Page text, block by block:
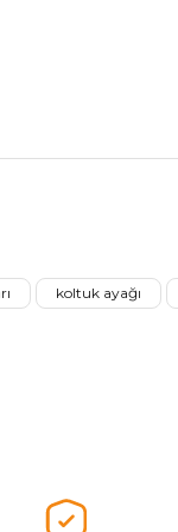
koltuk ayağı